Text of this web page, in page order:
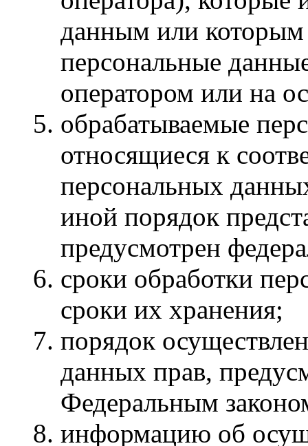
данным или
персональные
оператором или на
обрабатываемые
относящиеся к
персональных
иной порядок
предусмотрен
сроки обработки
сроки их хранения;
порядок
данных прав,
Федеральным
информацию об